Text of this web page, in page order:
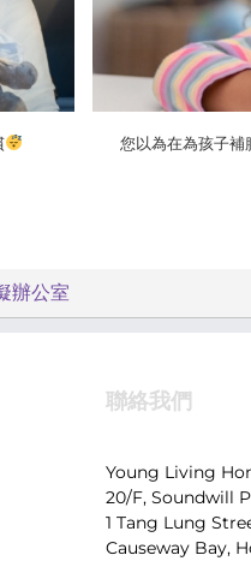
您以為在為孩子補
辦公室
聯絡我們
Young Living
20/F, Soundwill
1 Tang Lung
Causeway Bay,